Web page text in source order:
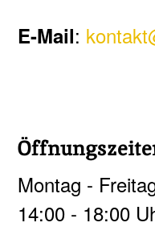
E-Mail:
Montag -
14:00 - 18:00